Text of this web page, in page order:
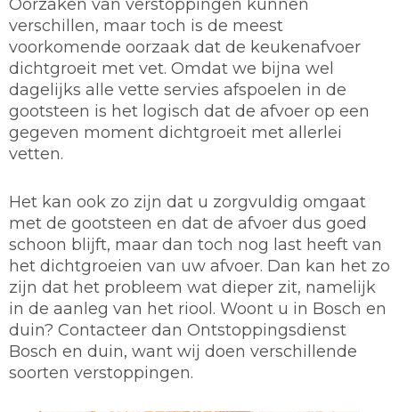
Oorzaken van verstoppingen kunnen
verschillen, maar toch is de meest
voorkomende oorzaak dat de keukenafvoer
dichtgroeit met vet. Omdat we bijna wel
dagelijks alle vette servies afspoelen in de
gootsteen is het logisch dat de afvoer op een
gegeven moment dichtgroeit met allerlei
vetten.
Het kan ook zo zijn dat u zorgvuldig omgaat
met de gootsteen en dat de afvoer dus goed
schoon blijft, maar dan toch nog last heeft van
het dichtgroeien van uw afvoer. Dan kan het zo
zijn dat het probleem wat dieper zit, namelijk
in de aanleg van het riool. Woont u in Bosch en
duin? Contacteer dan Ontstoppingsdienst
Bosch en duin, want wij doen verschillende
soorten verstoppingen.